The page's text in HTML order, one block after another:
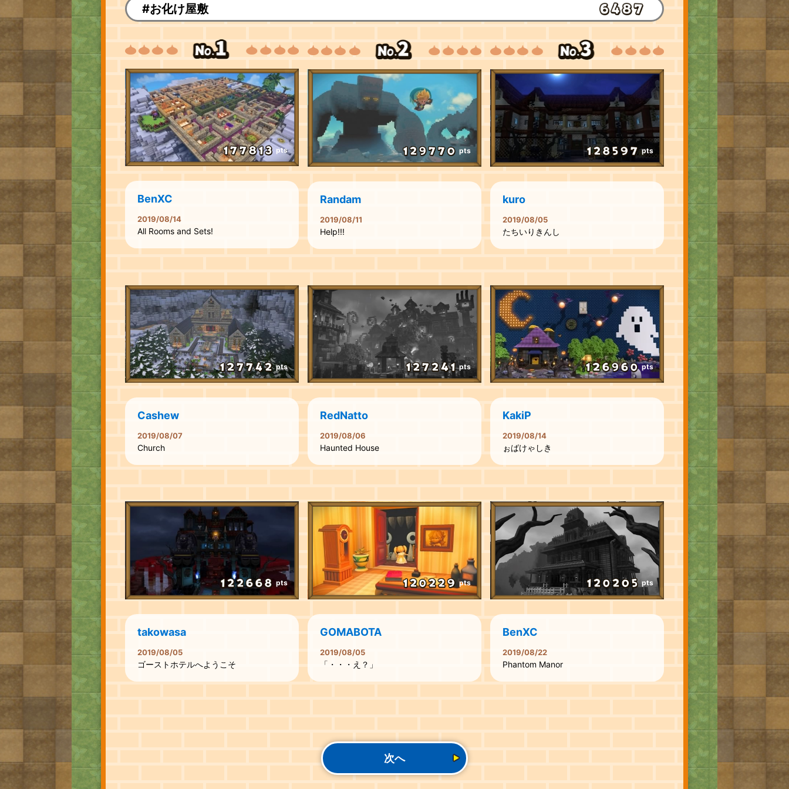
#お化け屋敷
pts
BenXC
2019/08/14
All Rooms and Sets!
pts
Randam
2019/08/11
Help!!!
pts
kuro
2019/08/05
たちいりきんし
pts
Cashew
2019/08/07
Church
pts
RedNatto
2019/08/06
Haunted House
pts
KakiP
2019/08/14
ぉばけゃしき
pts
takowasa
2019/08/05
ゴーストホテルへようこそ
pts
GOMABOTA
2019/08/05
「・・・え？」
pts
BenXC
2019/08/22
Phantom Manor
次へ